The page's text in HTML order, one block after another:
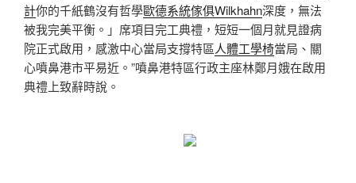
計你的千紙鶴沒有哲學歐德系統傢俱Wilkhahn深度，無法
被我完美平衡。」席項目完工典禮，短短一個月就見證病
院正式啟用，感激中心當局支撐特區人體工學椅當局、關
心噴鼻港市平易近。”噴鼻港特區行政主座林鄭月娥在啟用
典禮上致辭時說。